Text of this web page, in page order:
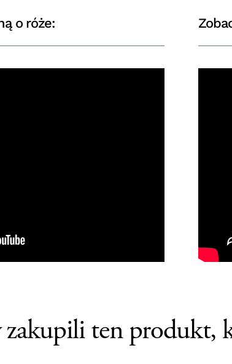
o róże:
ten produkt,